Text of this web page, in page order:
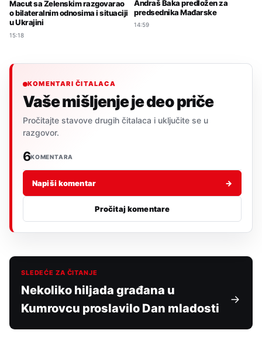
Macut sa Zelenskim razgovarao
o bilateralnim odnosima i situaciji
u Ukrajini
15:18
Andraš Baka predložen za
predsednika Mađarske
14:59
KOMENTARI ČITALACA
Vaše mišljenje je deo priče
Pročitajte stavove drugih čitalaca i uključite se u
razgovor.
6KOMENTARA
Napiši komentar →
Pročitaj komentare
SLEDEĆE ZA ČITANJE
Nekoliko hiljada građana u
Kumrovcu proslavilo Dan mladosti